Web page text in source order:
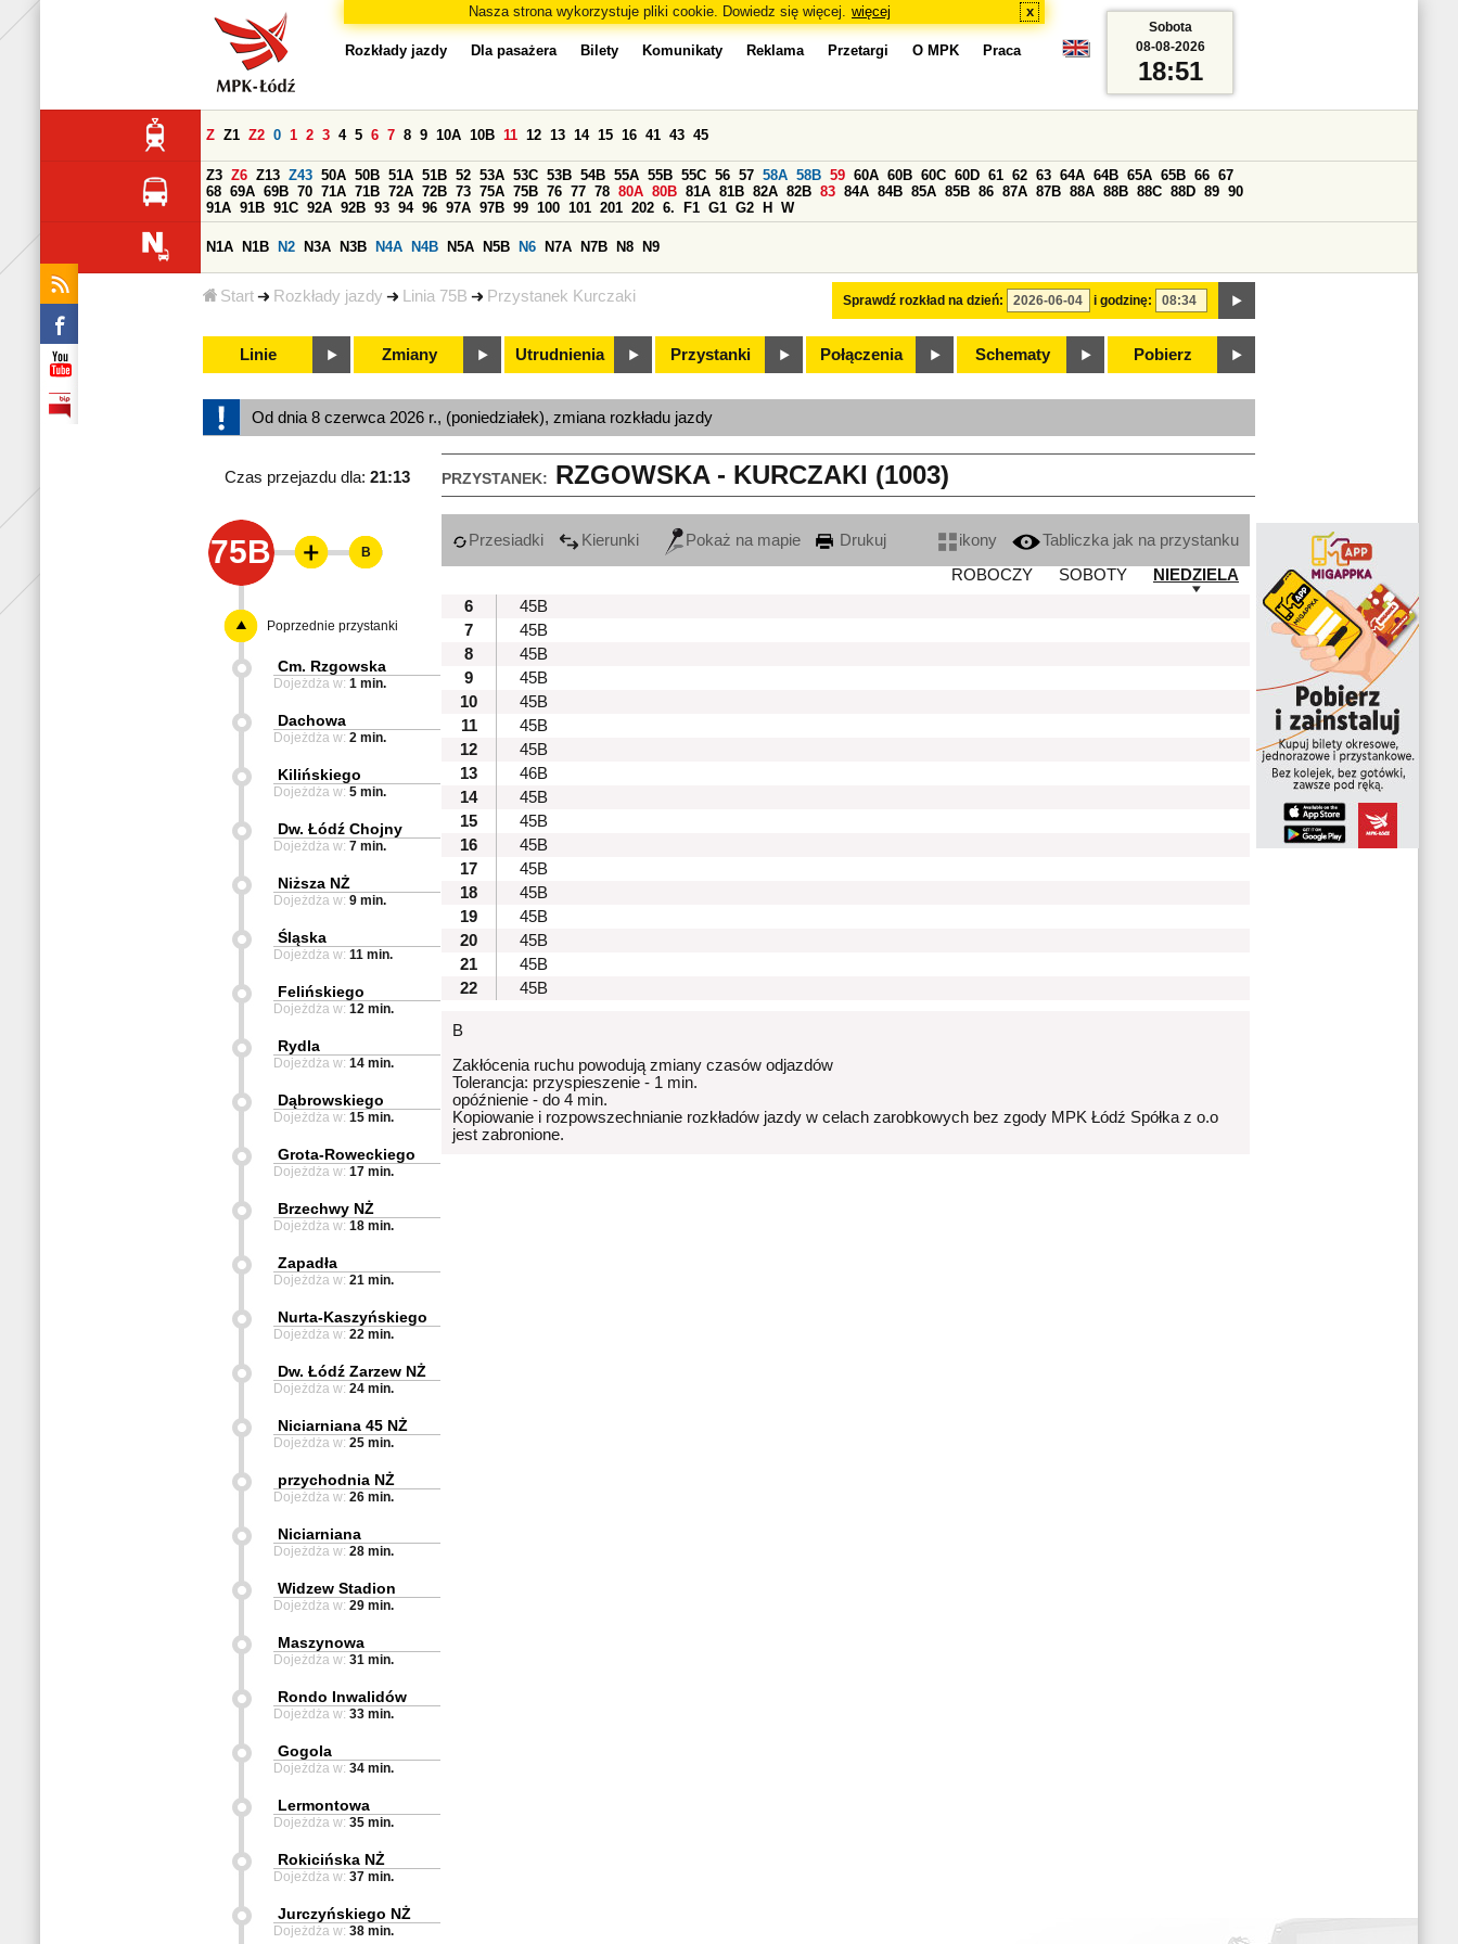
Nasza strona wykorzystuje pliki cookie. Dowiedz się więcej. więcej x
Start Rozkłady jazdy Linia 75B Przystanek Kurczaki
Rozkłady jazdy Dla pasażera Bilety Komunikaty Reklama Przetargi O MPK Praca
Sprawdź rozkład na dzień: i godzinę:
Z Z1 Z2 0 1 2 3 4 5 6 7 8 9 10A 10B 11 12 13 14 15 16 41 43 45
Z3 Z6 Z13 Z43 50A 50B 51A 51B 52 53A 53C 53B 54B 55A 55B 55C 56 57 58A 58B 59 60A 60B 60C 60D 61 62 63 64A 64B 65A 65B 66 67
68 69A 69B 70 71A 71B 72A 72B 73 75A 75B 76 77 78 80A 80B 81A 81B 82A 82B 83 84A 84B 85A 85B 86 87A 87B 88A 88B 88C 88D 89 90
91A 91B 91C 92A 92B 93 94 96 97A 97B 99 100 101 201 202 6. F1 G1 G2 H W
N1A N1B N2 N3A N3B N4A N4B N5A N5B N6 N7A N7B N8 N9
Linie Zmiany Utrudnienia Przystanki Połączenia Schematy Pobierz
Sobota
08-08-2026
18:51
Od dnia 8 czerwca 2026 r., (poniedziałek), zmiana rozkładu jazdy
PRZYSTANEK: RZGOWSKA - KURCZAKI (1003)
Czas przejazdu dla: 21:13
75B Przesiadki Kierunki Pokaż na mapie Drukuj ikony
Tabliczka jak na przystanku
ROBOCZY
SOBOTY
NIEDZIELA
6
45B
7
45B
8
45B
9
45B
10
45B
11
45B
12
45B
13
46B
14
45B
15
45B
16
45B
17
45B
18
45B
19
45B
20
45B
21
45B
22
45B
B
Zakłócenia ruchu powodują zmiany czasów odjazdów
Tolerancja: przyspieszenie - 1 min.
opóźnienie - do 4 min.
Kopiowanie i rozpowszechnianie rozkładów jazdy w celach zarobkowych bez zgody MPK Łódź Spółka z o.o
jest zabronione.
B
Poprzednie przystanki
Cm. Rzgowska
Dojeżdża w: 1 min.
Dachowa
Dojeżdża w: 2 min.
Kilińskiego
Dojeżdża w: 5 min.
Dw. Łódź Chojny
Dojeżdża w: 7 min.
Niższa NŻ
Dojeżdża w: 9 min.
Śląska
Dojeżdża w: 11 min.
Felińskiego
Dojeżdża w: 12 min.
Rydla
Dojeżdża w: 14 min.
Dąbrowskiego
Dojeżdża w: 15 min.
Grota-Roweckiego
Dojeżdża w: 17 min.
Brzechwy NŻ
Dojeżdża w: 18 min.
Zapadła
Dojeżdża w: 21 min.
Nurta-Kaszyńskiego
Dojeżdża w: 22 min.
Dw. Łódź Zarzew NŻ
Dojeżdża w: 24 min.
Niciarniana 45 NŻ
Dojeżdża w: 25 min.
przychodnia NŻ
Dojeżdża w: 26 min.
Niciarniana
Dojeżdża w: 28 min.
Widzew Stadion
Dojeżdża w: 29 min.
Maszynowa
Dojeżdża w: 31 min.
Rondo Inwalidów
Dojeżdża w: 33 min.
Gogola
Dojeżdża w: 34 min.
Lermontowa
Dojeżdża w: 35 min.
Rokicińska NŻ
Dojeżdża w: 37 min.
Jurczyńskiego NŻ
Dojeżdża w: 38 min.